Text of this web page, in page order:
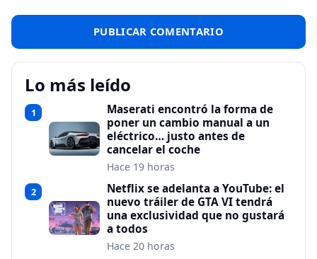
Lo más leído
1
Maserati encontró la forma de
poner un cambio manual a un
eléctrico… justo antes de
cancelar el coche
Hace 19 horas
2
Netflix se adelanta a YouTube: el
nuevo tráiler de GTA VI tendrá
una exclusividad que no gustará
a todos
Hace 20 horas